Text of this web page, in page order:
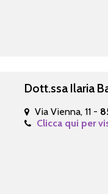
Dott.ssa Ilaria
Via Vienna, 11 -
Clicca qui per